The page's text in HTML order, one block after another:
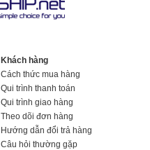
Khách hàng
Cách thức mua hàng
Qui trình thanh toán
Qui trình giao hàng
Theo dõi đơn hàng
Hướng dẫn đổi trả hàng
Câu hỏi thường gặp